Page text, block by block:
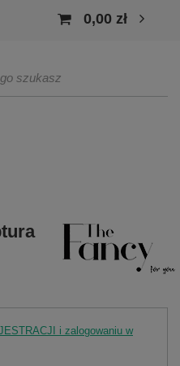
0,00 zł
i zalogowaniu w